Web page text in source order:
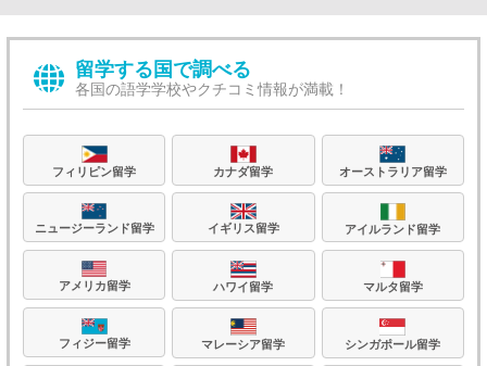
留学する国で調べる
各国の語学学校やクチコミ情報が満載！
フィリピン留学 カナダ留学 オーストラリア留学
ニュージーランド留学 イギリス留学 アイルランド留学
アメリカ留学 ハワイ留学 マルタ留学
フィジー留学 マレーシア留学 シンガポール留学